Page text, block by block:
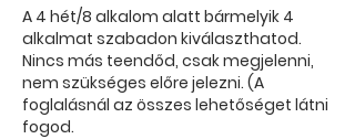
u
l
A 4 hét/8 alkalom alatt bármelyik 4
alkalmat szabadon kiválaszthatod.
Nincs más teendőd, csak megjelenni,
nem szükséges előre jelezni. (A
foglalásnál az összes lehetőséget látni
fogod.